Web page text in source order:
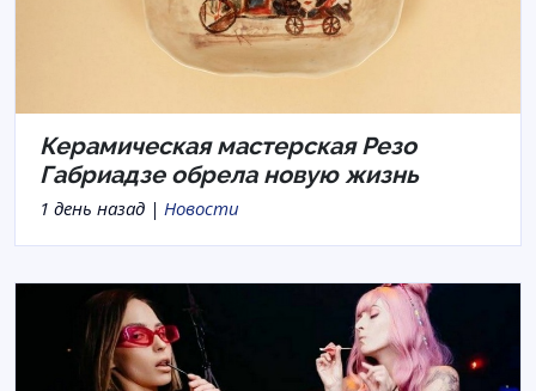
Керамическая мастерская Резо
Габриадзе обрела новую жизнь
1 день назад | Новости